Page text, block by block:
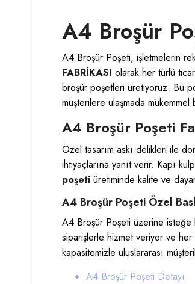
A4 Broşür
A4 Broşür Poşeti, işletmelerin
FABRİKASI olarak her türlü
broşür poşetleri üretiyoruz. Bu
müşterilere ulaşmada mükemmel
A4 Broşür Poşeti
Özel tasarım askı delikleri ile
ihtiyaçlarına yanıt verir. Kapı
poşeti üretiminde kalite ve
A4 Broşür Poşeti Özel
A4 Broşür Poşeti üzerine isteğe
siparişlerle hizmet veriyor ve her
kapasitemizle uluslararası
A4 Broşür Poşeti Detayı